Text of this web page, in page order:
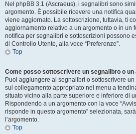
Nel phpBB 3.1 (Ascraeus), i segnalibri sono
argomento. È possibile ricevere una notifica
viene aggiornato. La sottoscrizione, tuttavia, ti
aggiornamento relativo a un argomento o in un
notifica per segnalibri e sottoscrizioni possono
di Controllo Utente, alla voce “Preferenze”.
Top
Come posso sottoscrivere un segnalibro o
Puoi aggiungere ai segnalibri o sottoscrivere
sul collegamento appropriato nel menu a
situato vicino alla parte superiore e inferiore di
Rispondendo a un argomento con la voce
risponde in questo argomento” selezionata,
l’argomento.
Top